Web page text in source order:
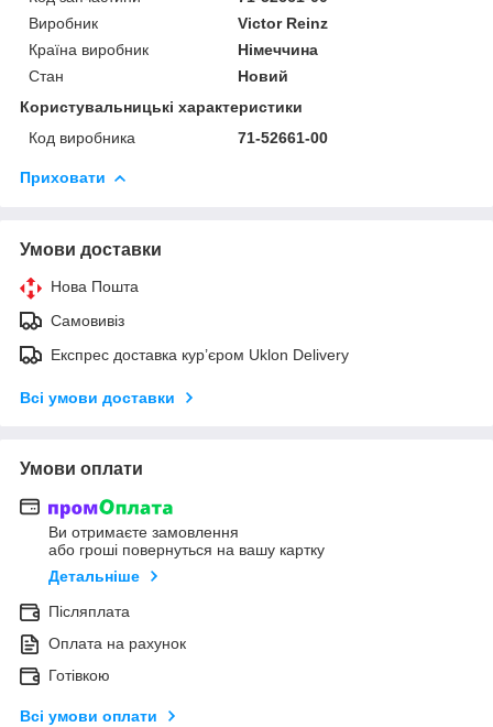
Виробник
Victor Reinz
Країна виробник
Німеччина
Стан
Новий
Користувальницькі характеристики
Код виробника
71-52661-00
Приховати
Умови доставки
Нова Пошта
Самовивіз
Експрес доставка кур’єром Uklon Delivery
Всі умови доставки
Умови оплати
Ви отримаєте замовлення
або гроші повернуться на вашу картку
Детальніше
Післяплата
Оплата на рахунок
Готівкою
Всі умови оплати